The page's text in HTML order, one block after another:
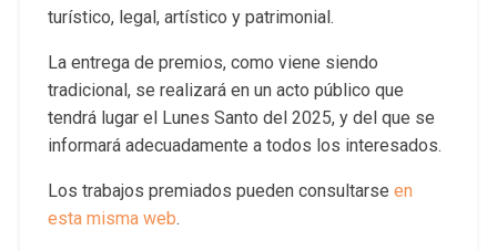
turístico, legal, artístico y patrimonial.
La entrega de premios, como viene siendo
tradicional, se realizará en un acto público que
tendrá lugar el Lunes Santo del 2025, y del que se
informará adecuadamente a todos los interesados.
Los trabajos premiados pueden consultarse en
esta misma web.